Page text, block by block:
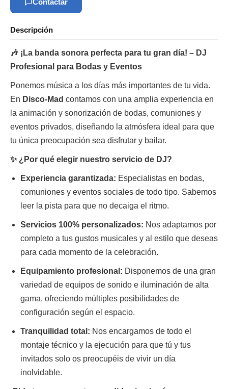
Contactar
Descripción
🎶 ¡La banda sonora perfecta para tu gran día! – DJ
Profesional para Bodas y Eventos
Ponemos música a los días más importantes de tu vida.
En Disco-Mad contamos con una amplia experiencia en
la animación y sonorización de bodas, comuniones y
eventos privados, diseñando la atmósfera ideal para que
tu única preocupación sea disfrutar y bailar.
✨ ¿Por qué elegir nuestro servicio de DJ?
Experiencia garantizada: Especialistas en bodas,
comuniones y eventos sociales de todo tipo. Sabemos
leer la pista para que no decaiga el ritmo.
Servicios 100% personalizados: Nos adaptamos por
completo a tus gustos musicales y al estilo que deseas
para cada momento de la celebración.
Equipamiento profesional: Disponemos de una gran
variedad de equipos de sonido e iluminación de alta
gama, ofreciendo múltiples posibilidades de
configuración según el espacio.
Tranquilidad total: Nos encargamos de todo el
montaje técnico y la ejecución para que tú y tus
invitados solo os preocupéis de vivir un día
inolvidable.